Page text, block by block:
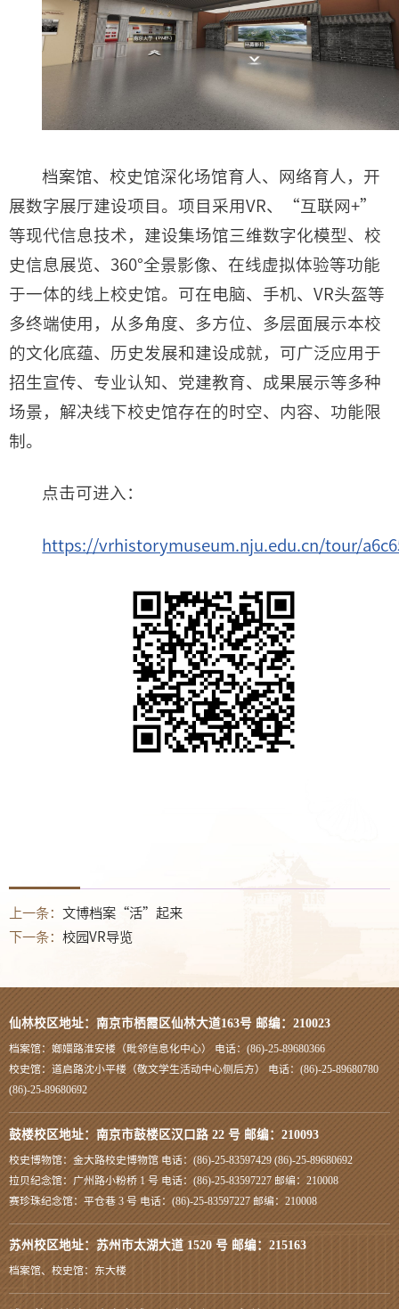
档案馆、校史馆深化场馆育人、网络育人，开
展数字展厅建设项目。项目采用VR、“互联网+”
等现代信息技术，建设集场馆三维数字化模型、校
史信息展览、360°全景影像、在线虚拟体验等功能
于一体的线上校史馆。可在电脑、手机、VR头盔等
多终端使用，从多角度、多方位、多层面展示本校
的文化底蕴、历史发展和建设成就，可广泛应用于
招生宣传、专业认知、党建教育、成果展示等多种
场景，解决线下校史馆存在的时空、内容、功能限
制。
点击可进入：
https://vrhistorymuseum.nju.edu.cn/tour/
上一条： 文博档案“活”起来
下一条： 校园VR导览
仙林校区地址：南京市栖霞区仙林大道163号 邮编：210023
档案馆：嫏嬛路淮安楼（毗邻信息化中心） 电话：(86)-25-89680366
校史馆：道启路沈小平楼（敬文学生活动中心侧后方） 电话：(86)-25-89680780
(86)-25-89680692
鼓楼校区地址：南京市鼓楼区汉口路 22 号 邮编：210093
校史博物馆：金大路校史博物馆 电话：(86)-25-83597429 (86)-25-89680692
拉贝纪念馆：广州路小粉桥 1 号 电话：(86)-25-83597227 邮编：210008
赛珍珠纪念馆：平仓巷 3 号 电话：(86)-25-83597227 邮编：210008
苏州校区地址：苏州市太湖大道 1520 号 邮编：215163
档案馆、校史馆：东大楼